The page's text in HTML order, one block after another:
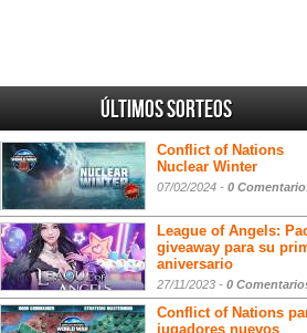
Últimos sorteos
Conflict of Nations
Nuclear Winter
07/02/2024 - 0
League of Angels:
giveaway para su
aniversario
27/11/2023 - 0
Conflict of Nations
jugadores nuevos